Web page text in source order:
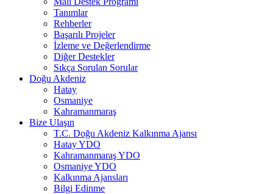
Tanımlar
Rehberler
Başarılı Projeler
İzleme ve Değerlendirme
Diğer Destekler
Sıkça Sorulan Sorular
Doğu Akdeniz
Hatay
Osmaniye
Kahramanmaraş
Bize Ulaşın
T.C. Doğu Akdeniz Kalkınma Ajansı
Hatay YDO
Kahramanmaraş YDO
Osmaniye YDO
Kalkınma Ajansları
Bilgi Edinme